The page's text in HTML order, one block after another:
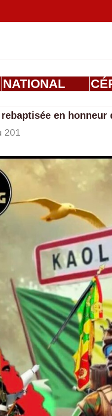
NATIONAL
en honneur
201